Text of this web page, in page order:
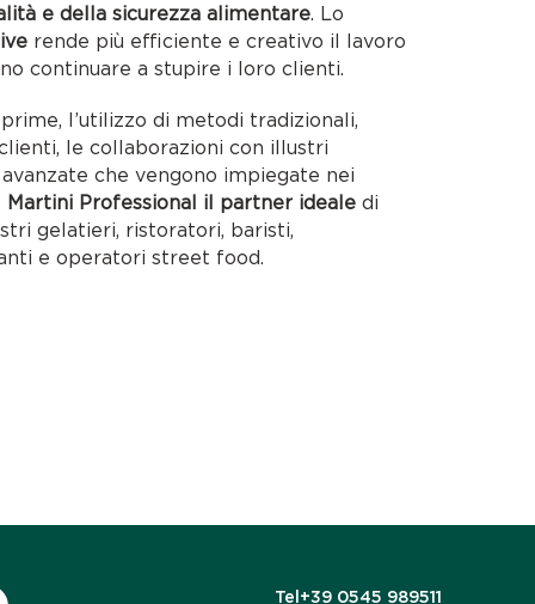
e della sicurezza alimentare. Lo
rende più efficiente e creativo il lavoro
continuare a stupire i loro clienti.
l’utilizzo di metodi tradizionali,
le collaborazioni con illustri
che vengono impiegate nei
Martini Professional il partner ideale di
gelatieri, ristoratori, baristi,
e operatori street food.
Tel +39 0545 989511